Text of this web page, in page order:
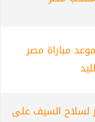
مباراة مصر
السيف على